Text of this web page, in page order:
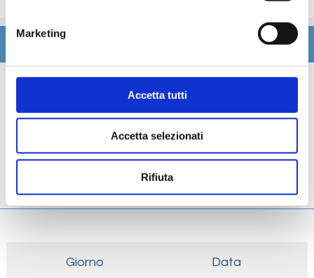
Marketing
Accetta tutti
Accetta selezionati
Rifiuta
Scheda tecnica
Galleria
Cabine
Ponti
Giorno Data